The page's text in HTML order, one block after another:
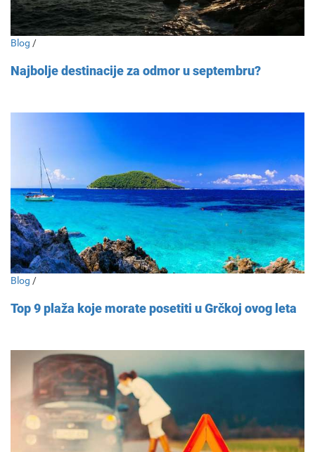
Blog /
Najbolje destinacije za odmor u septembru?
Blog /
Top 9 plaža koje morate posetiti u Grčkoj ovog leta